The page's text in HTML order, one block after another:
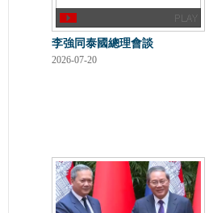
李強同泰國總理會談
2026-07-20